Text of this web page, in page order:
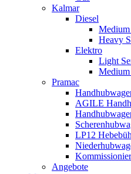
Kalmar
Diesel
Medium
Heavy
Elektro
Light
Medium
Pramac
AGILE
LP12
Angebote